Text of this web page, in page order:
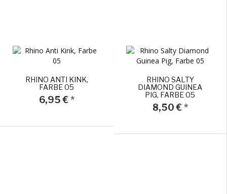
RHINO ANTI KINK,
FARBE 05
6,95 € *
RHINO SALTY
DIAMOND GUINEA
PIG, FARBE 05
8,50 € *